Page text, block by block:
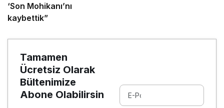
‘Son Mohikanı’nı
kaybettik”
Tamamen
Ücretsiz Olarak
Bültenimize
Abone Olabilirsin